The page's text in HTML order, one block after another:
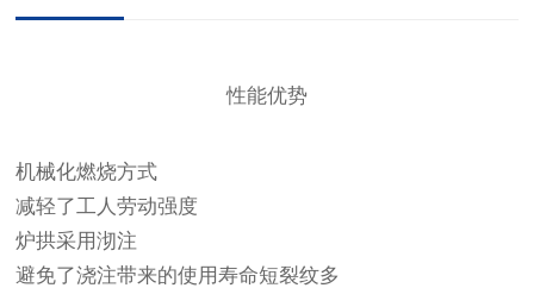
性能优势
机械化燃烧方式
减轻了工人劳动强度
炉拱采用沏注
避免了浇注带来的使用寿命短裂纹多